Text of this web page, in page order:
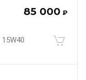
85 000 ₽